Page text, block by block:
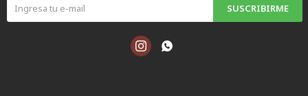
SUSCRIBIRME
 